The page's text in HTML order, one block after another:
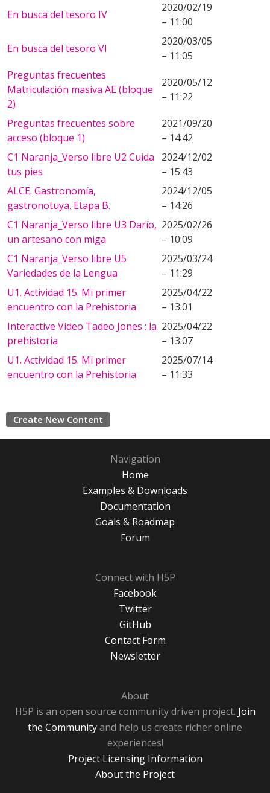
En busca del tesoro IV
2020/02/19
– 11:00
En busca del tesoro VI
2020/03/05
– 11:05
Preguntas frecuentes
Matriculación masiva AE (bloque
2)
2020/05/12
– 11:22
Preguntas frecuentes sobre
acceso (bloque 1)
2021/09/20
– 14:42
C1 Naranja_Verso libre U2 Cuida
tus pies
2024/12/02
– 15:43
ALCE. Gastronomía,
gastronotuya. Etapa B.
2024/12/05
– 14:26
C1 Naranja_Verso libre U3 Darío,
un artesano con miga
2025/02/26
– 10:09
C1 Naranja_Verso libre U5
Variedades de la Lengua
2025/03/24
– 11:29
U1. Actividad 15. Mi primer
encuentro con la Prehistoria
2025/04/22
– 13:01
Interactive Video Tadeo Jones : la
prehistoria
2025/04/22
– 13:07
U1. Actividad 15. Mi primer
encuentro con la Prehistoria
2025/07/14
– 11:33
Create New Content
Navigation
Home
Examples & Downloads
Documentation
Goals & Roadmap
Forum
Connect with H5P
Facebook
Twitter
GitHub
Contact Form
Newsletter
About
H5P is an open source community driven project. Join
the Communityand help us create richer online
experiences!
Project Licensing Information
About the Project